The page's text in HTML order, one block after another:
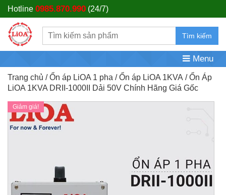
Hotline 0985.870.990 (24/7)
Tìm kiếm
Menu
Trang chủ /Ổn áp LiOA 1 pha /Ổn áp LiOA 1KVA / Ổn Áp
LiOA 1KVA DRII-1000II Dải 50V Chính Hãng Giá Gốc
Giảm giá!